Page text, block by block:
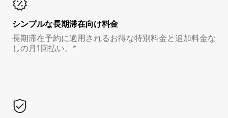
シンプルな長期滞在向け料金
長期滞在予約に適用されるお得な特別料金と追加料金な
しの月1回払い。*